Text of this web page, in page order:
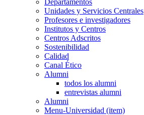
Departamentos
Unidades y Servicios Centrales
Profesores e investigadores
Institutos y Centros
Centros Adscritos
Sostenibilidad
Calidad
Canal Ético
Alumni
todos los alumni
entrevistas alumni
Alumni
Menu-Universidad (item)